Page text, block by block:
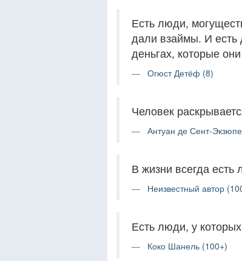
Есть люди,
дали взаймы. И есть
деньгах, которые
Огюст Детёф (8)
Человек
Антуан де Сент-
В жизни всегда есть
Неизвестный автор
Есть люди, у
Коко Шанель (100+)